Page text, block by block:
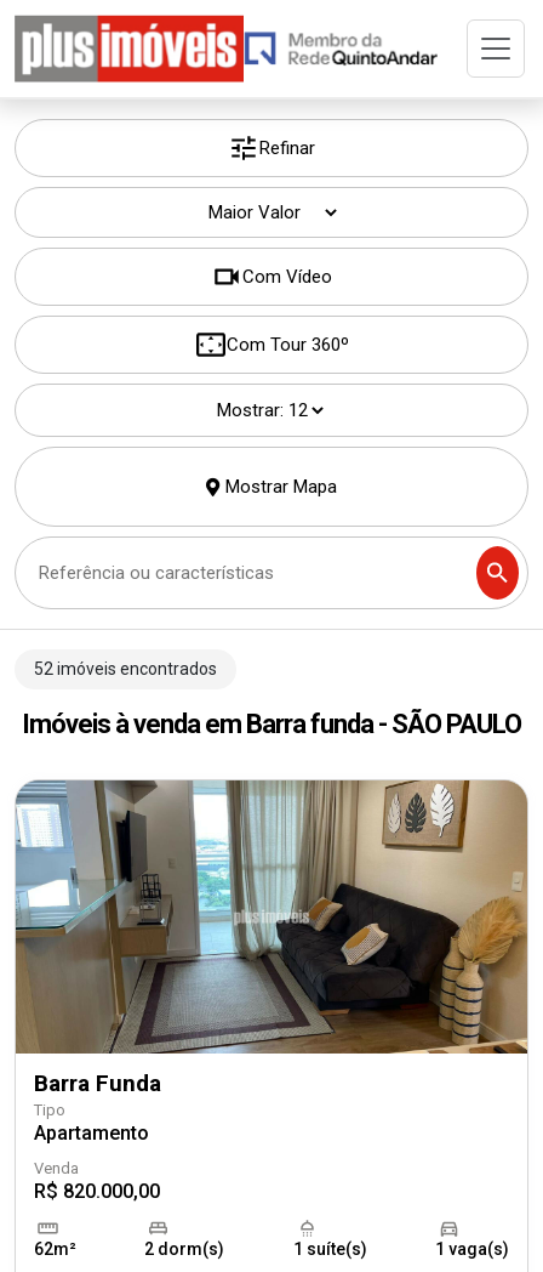
Home
Buscar Imóvel
A Plus
Cadastre seu Imóvel
Adm. de Imóvel
Permuta
Trabalhe Conosco
Refinar
Com Vídeo
Com Tour 360º
Mostrar:
Mostrar Mapa
52 imóveis encontrados
Imóveis à venda em Barra funda - SÃO PAULO
Barra Funda
Tipo
Apartamento
Venda
R$ 820.000,00
62m² 2 dorm(s) 1 suíte(s) 1 vaga(s)